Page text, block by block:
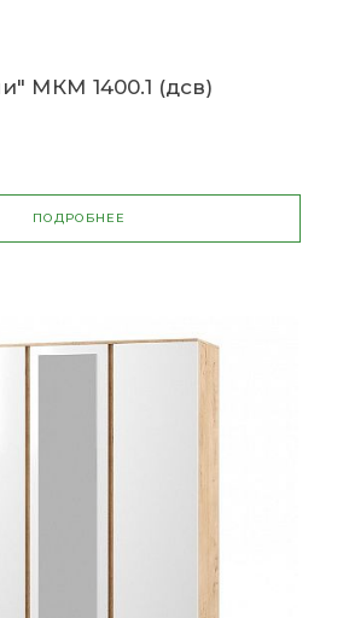
МКМ 1400.1 (дсв)
ПОДРОБНЕЕ